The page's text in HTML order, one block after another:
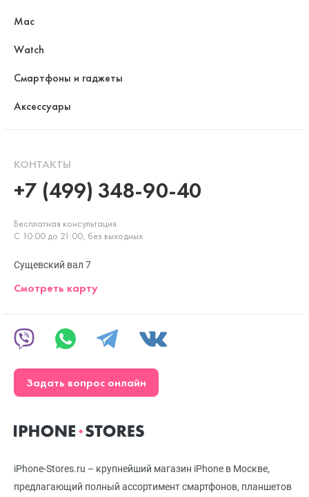
iPhone-Stores.ru – крупнейший магазин iPhone в Москве,
предлагающий полный ассортимент смартфонов, планшетов
Mac
Watch
Смартфоны и гаджеты
Аксессуары
КОНТАКТЫ
+7 (499) 348-90-40
Бесплатная консультация
С 10:00 до 21:00, без выходных
Сущевский вал 7
Смотреть карту
Задать вопрос онлайн